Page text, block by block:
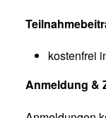
kostenfrei
Anmeldung &